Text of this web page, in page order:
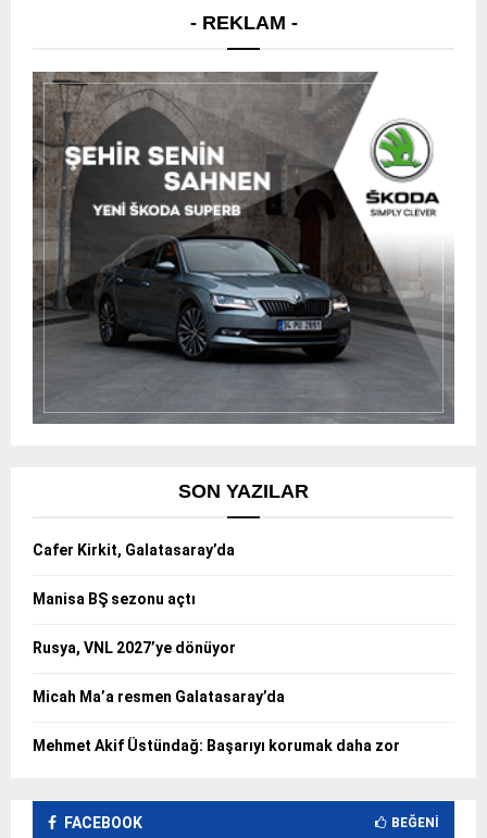
- REKLAM -
SON YAZILAR
Cafer Kirkit, Galatasaray’da
Manisa BŞ sezonu açtı
Rusya, VNL 2027’ye dönüyor
Micah Ma’a resmen Galatasaray’da
Mehmet Akif Üstündağ: Başarıyı korumak daha zor
FACEBOOK BEĞENI